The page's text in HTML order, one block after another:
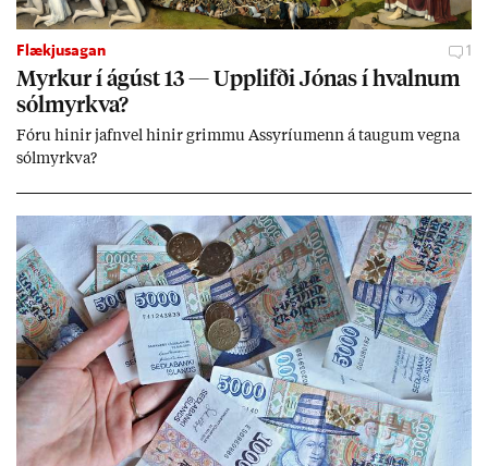
Flækjusagan 1
Myrk­ur í ág­úst 13 — Upp­lifði Jón­as í hvaln­um
sól­myrkva?
Fóru hinir jafn­vel hinir grimmu Ass­yríu­menn á taug­um vegna
sól­myrkva?